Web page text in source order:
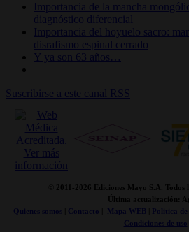
Importancia de la mancha
diagnóstico diferencial
Importancia del hoyuelo sacro:
disrafismo espinal cerrado
Y ya son 63 años…
Suscribirse a este canal RSS
© 2011- 2026 Ediciones Mayo S.A. Todos
Última actualización:
Quienes somos| Contacto Mapa WEB| Politica
Condiciones de uso